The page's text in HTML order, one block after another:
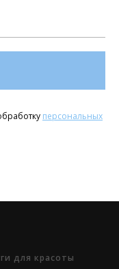
персональных
для красоты